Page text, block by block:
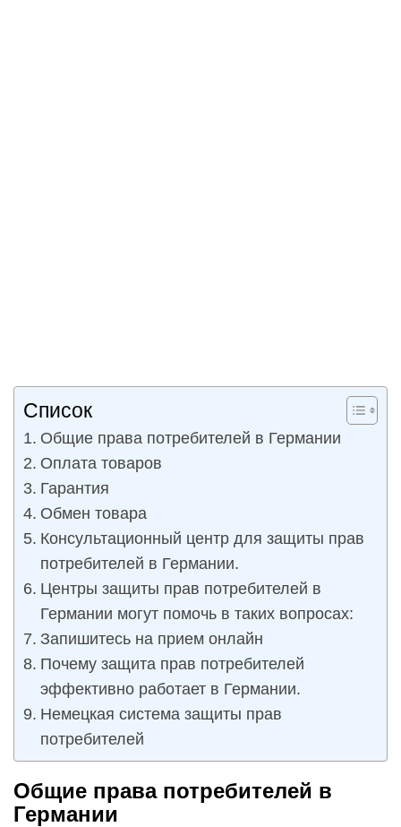
Список
Общие права потребителей в Германии
Оплата товаров
Гарантия
Обмен товара
Консультационный центр для защиты прав
потребителей в Германии.
Центры защиты прав потребителей в
Германии могут помочь в таких вопросах:
Запишитесь на прием онлайн
Почему защита прав потребителей
эффективно работает в Германии.
Немецкая система защиты прав
потребителей
Общие права потребителей в
Германии